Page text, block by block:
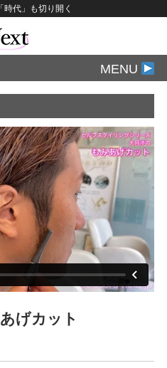
時代」も切り開く
MENU
共
有
げカット